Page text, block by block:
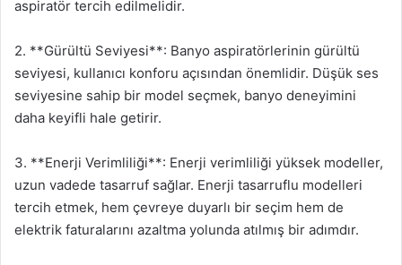
aspiratör tercih edilmelidir.
2. **Gürültü Seviyesi**: Banyo aspiratörlerinin gürültü
seviyesi, kullanıcı konforu açısından önemlidir. Düşük ses
seviyesine sahip bir model seçmek, banyo deneyimini
daha keyifli hale getirir.
3. **Enerji Verimliliği**: Enerji verimliliği yüksek modeller,
uzun vadede tasarruf sağlar. Enerji tasarruflu modelleri
tercih etmek, hem çevreye duyarlı bir seçim hem de
elektrik faturalarını azaltma yolunda atılmış bir adımdır.